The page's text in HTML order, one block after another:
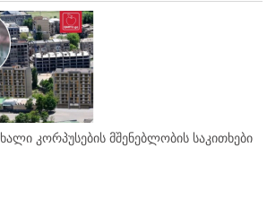
კორპუსების მშენებლობის საკითხები